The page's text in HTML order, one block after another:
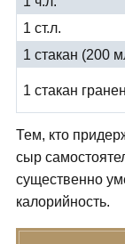
1 ст.л.
1 стакан (200
1 стакан
Тем, кто
сыр
существенно
калорийность.